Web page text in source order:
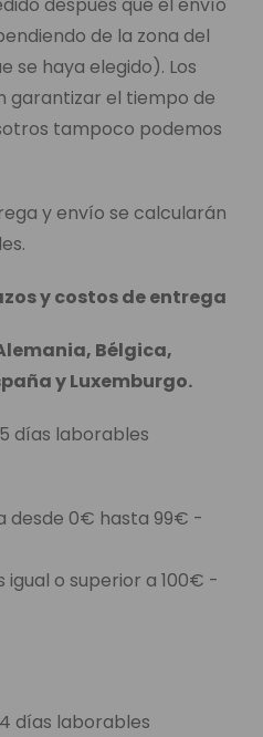
de la zona del
se haya elegido). Los
garantizar el tiempo de
tampoco podemos
y envío se calcularán
y costos de entrega
Bélgica,
y Luxemburgo.
días laborables
desde 0€ hasta 99€ -
igual o superior a 100€ -
días laborables